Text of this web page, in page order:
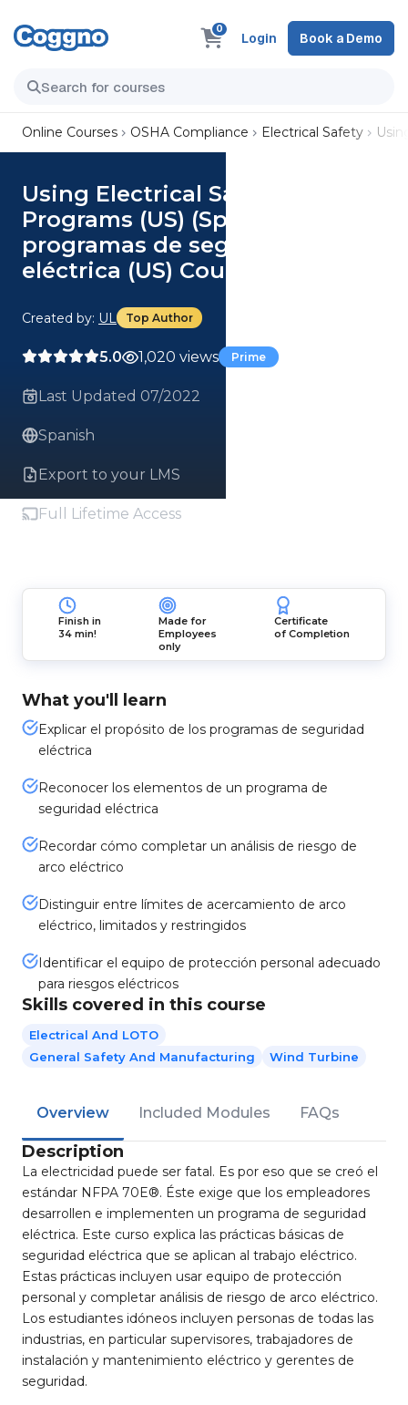
0
Login Book a Demo
Online Courses OSHA Compliance Electrical Safety
Using Electrical Safety
Programs (US) (Spanish) Uso de
programas de seguridad
eléctrica (US) Course
Created by: UL Top Author
5.0 1,020 views Prime
Last Updated 07/2022
Spanish
Export to your LMS
Full Lifetime Access
Finish in
34 min!
Made for
Employees
only
Certificate
of Completion
What you'll learn
Explicar el propósito de los programas de seguridad
eléctrica
Reconocer los elementos de un programa de
seguridad eléctrica
Recordar cómo completar un análisis de riesgo de
arco eléctrico
Distinguir entre límites de acercamiento de arco
eléctrico, limitados y restringidos
Identificar el equipo de protección personal adecuado
para riesgos eléctricos
Skills covered in this course
Electrical And LOTO
General Safety And Manufacturing
Wind Turbine
Overview Included Modules FAQs
Description
La electricidad puede ser fatal. Es por eso que se creó el
estándar NFPA 70E®. Éste exige que los empleadores
desarrollen e implementen un programa de seguridad
eléctrica. Este curso explica las prácticas básicas de
seguridad eléctrica que se aplican al trabajo eléctrico.
Estas prácticas incluyen usar equipo de protección
personal y completar análisis de riesgo de arco eléctrico.
Los estudiantes idóneos incluyen personas de todas las
industrias, en particular supervisores, trabajadores de
instalación y mantenimiento eléctrico y gerentes de
seguridad.